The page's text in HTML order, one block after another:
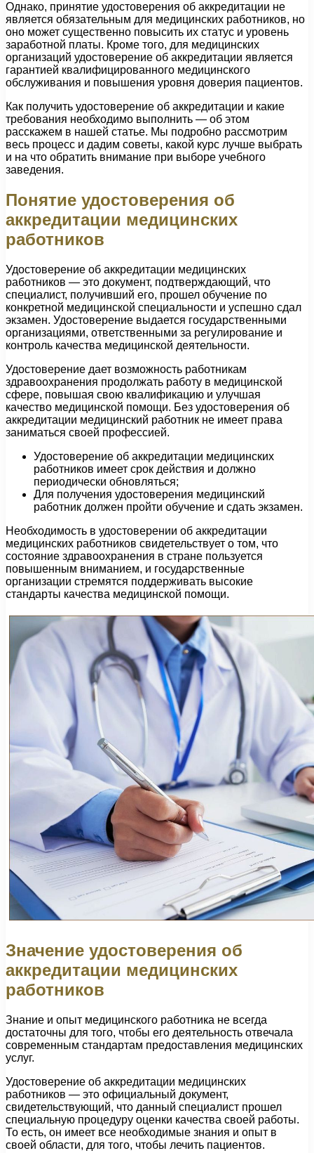
Однако, принятие удостоверения об аккредитации не
является обязательным для медицинских работников, но
оно может существенно повысить их статус и уровень
заработной платы. Кроме того, для медицинских
организаций удостоверение об аккредитации является
гарантией квалифицированного медицинского
обслуживания и повышения уровня доверия пациентов.
Как получить удостоверение об аккредитации и какие
требования необходимо выполнить — об этом
расскажем в нашей статье. Мы подробно рассмотрим
весь процесс и дадим советы, какой курс лучше выбрать
и на что обратить внимание при выборе учебного
заведения.
Понятие удостоверения об
аккредитации медицинских
работников
Удостоверение об аккредитации медицинских
работников — это документ, подтверждающий, что
специалист, получивший его, прошел обучение по
конкретной медицинской специальности и успешно сдал
экзамен. Удостоверение выдается государственными
организациями, ответственными за регулирование и
контроль качества медицинской деятельности.
Удостоверение дает возможность работникам
здравоохранения продолжать работу в медицинской
сфере, повышая свою квалификацию и улучшая
качество медицинской помощи. Без удостоверения об
аккредитации медицинский работник не имеет права
заниматься своей профессией.
Удостоверение об аккредитации медицинских
работников имеет срок действия и должно
периодически обновляться;
Для получения удостоверения медицинский
работник должен пройти обучение и сдать экзамен.
Необходимость в удостоверении об аккредитации
медицинских работников свидетельствует о том, что
состояние здравоохранения в стране пользуется
повышенным вниманием, и государственные
организации стремятся поддерживать высокие
стандарты качества медицинской помощи.
Значение удостоверения об
аккредитации медицинских
работников
Знание и опыт медицинского работника не всегда
достаточны для того, чтобы его деятельность отвечала
современным стандартам предоставления медицинских
услуг.
Удостоверение об аккредитации медицинских
работников — это официальный документ,
свидетельствующий, что данный специалист прошел
специальную процедуру оценки качества своей работы.
То есть, он имеет все необходимые знания и опыт в
своей области, для того, чтобы лечить пациентов.